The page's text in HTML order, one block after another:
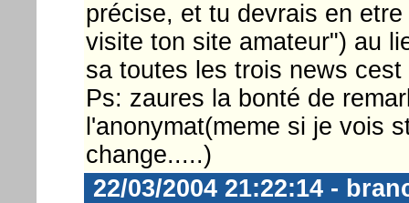
précise, et tu devrais en
visite ton site amateur") au
sa toutes les trois news
Ps: zaures la bonté de
l'anonymat(meme si je vois
change.....)
22/03/2004 21:22:14 -